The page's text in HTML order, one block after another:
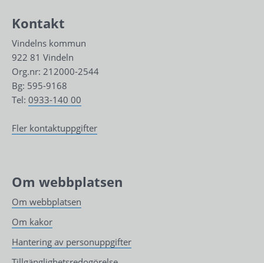
Kontakt
Vindelns kommun
922 81 Vindeln
Org.nr: 212000-2544
Bg: 595-9168
Tel: 0933-140 00
Fler kontaktuppgifter
Om webbplatsen
Om webbplatsen
Om kakor
Hantering av personuppgifter